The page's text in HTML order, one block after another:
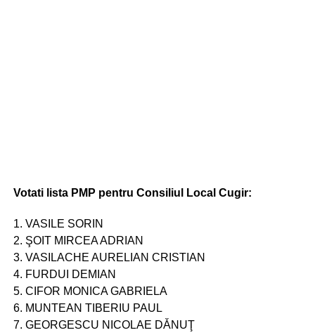
Votati lista PMP pentru Consiliul Local Cugir:
1. VASILE SORIN
2. ŞOIT MIRCEA ADRIAN
3. VASILACHE AURELIAN CRISTIAN
4. FURDUI DEMIAN
5. CIFOR MONICA GABRIELA
6. MUNTEAN TIBERIU PAUL
7. GEORGESCU NICOLAE DǍNUŢ